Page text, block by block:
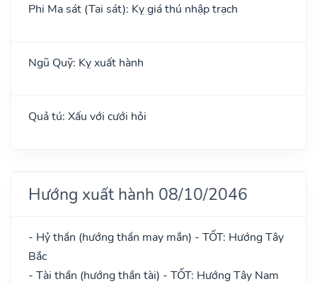
Phi Ma sát (Tai sát): Kỵ giá thú nhập trạch
Ngũ Quỹ: Kỵ xuất hành
Quả tú: Xấu với cưới hỏi
Hướng xuất hành 08/10/2046
- Hỷ thần (hướng thần may mắn) - TỐT: Hướng Tây
Bắc
- Tài thần (hướng thần tài) - TỐT: Hướng Tây Nam